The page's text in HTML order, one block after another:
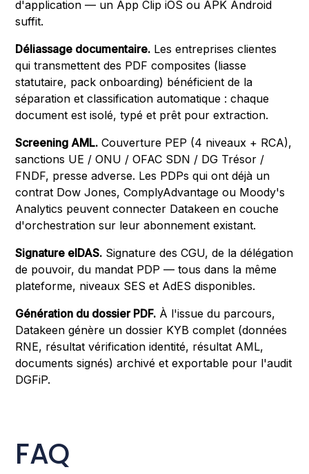
d'application — un App Clip iOS ou APK Android
suffit.
Déliassage documentaire. Les entreprises clientes
qui transmettent des PDF composites (liasse
statutaire, pack onboarding) bénéficient de la
séparation et classification automatique : chaque
document est isolé, typé et prêt pour extraction.
Screening AML. Couverture PEP (4 niveaux + RCA),
sanctions UE / ONU / OFAC SDN / DG Trésor /
FNDF, presse adverse. Les PDPs qui ont déjà un
contrat Dow Jones, ComplyAdvantage ou Moody's
Analytics peuvent connecter Datakeen en couche
d'orchestration sur leur abonnement existant.
Signature eIDAS. Signature des CGU, de la délégation
de pouvoir, du mandat PDP — tous dans la même
plateforme, niveaux SES et AdES disponibles.
Génération du dossier PDF. À l'issue du parcours,
Datakeen génère un dossier KYB complet (données
RNE, résultat vérification identité, résultat AML,
documents signés) archivé et exportable pour l'audit
DGFiP.
FAQ